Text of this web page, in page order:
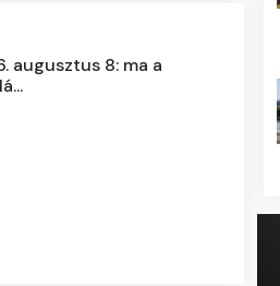
augusztus 8: ma a